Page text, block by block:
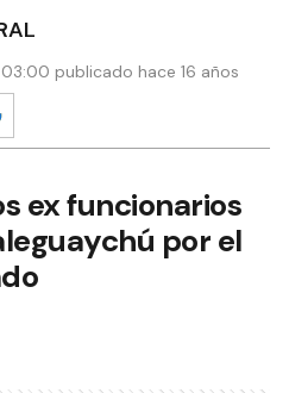
publicado hace 16 años
ex funcionarios
por el